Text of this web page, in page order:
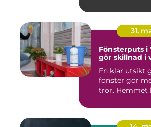
31.
Fönsterputs i
gör skillnad i
En klar utsikt
fönster gör
tror. Hemmet